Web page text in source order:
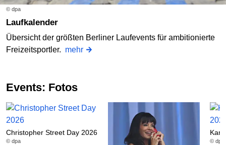
© dpa
Laufkalender
Übersicht der größten Berliner Laufevents für ambitionierte
Freizeitsportler. mehr
Events: Fotos
Christopher Street Day 2026
© dpa © dpa